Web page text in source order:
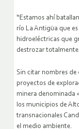
“Estamos ahí
río La Antigüa que
hidroeléctricas que
destrozar totalmente
Sin citar nombres de
proyectos de
minera denominada
los municipios de
transnacionales
el medio ambiente.